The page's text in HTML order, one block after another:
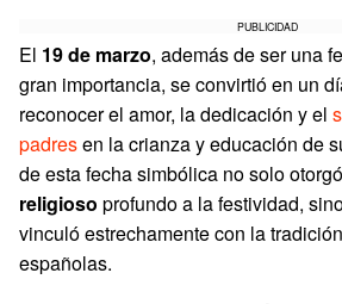
PUBLICIDAD
El 19 de marzo, además de ser una
gran importancia, se convirtió en un
reconocer el amor, la dedicación y el
padresen la crianza y educación de
de esta fecha simbólica no solo
religioso profundo a la festividad,
vinculó estrechamente con la
españolas.